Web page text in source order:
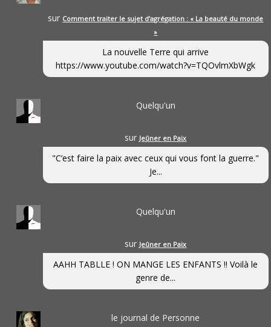
sur Comment traiter le sujet d’agrégation : « La beauté du monde
»
La nouvelle Terre qui arrive
https://www.youtube.com/watch?v=TQOvlmXbWgk
Quelqu'un
sur Jeûner en Paix
"C’est faire la paix avec ceux qui vous font la guerre."
Je...
Quelqu'un
sur Jeûner en Paix
AAHH TABLLE ! ON MANGE LES ENFANTS !! Voilà le
genre de...
le journal de Personne